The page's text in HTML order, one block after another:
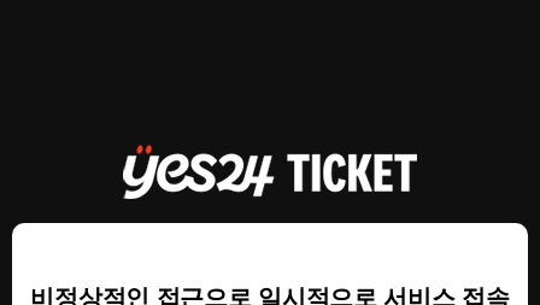
비정상적인 접근으로 일시적으로 서비스 접속